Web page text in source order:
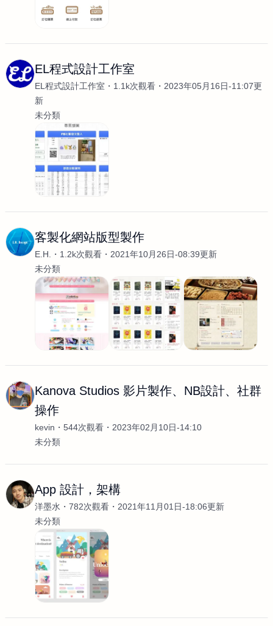
EL程式設計工作室
EL程式設計工作室 1.1k次觀看
2023年05月16日-11:07更
新
未分類
客製化網站版型製作
E.H. 1.2k次觀看
2021年10月26日-08:39更新
未分類
Kanova Studios 影片製作、NB設計、社群
操作
kevin 544次觀看
2023年02月10日-14:10
未分類
App 設計，架構
洋墨水 782次觀看
2021年11月01日-18:06更新
未分類